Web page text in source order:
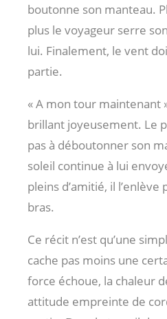
boutonne son manteau.
plus le voyageur serre
lui. Finalement, le vent
partie.
« A mon tour maintenant
brillant joyeusement. Le
pas à déboutonner son
soleil continue à lui
pleins d’amitié, il
bras.
Ce récit n’est qu’une
cache pas moins une
force échoue, la chaleur
attitude empreinte de